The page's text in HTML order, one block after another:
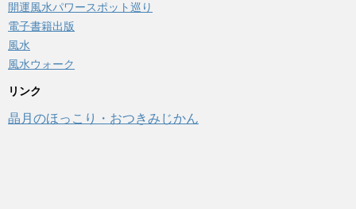
開運風水パワースポット巡り
電子書籍出版
風水
風水ウォーク
リンク
晶月のほっこり・おつきみじかん